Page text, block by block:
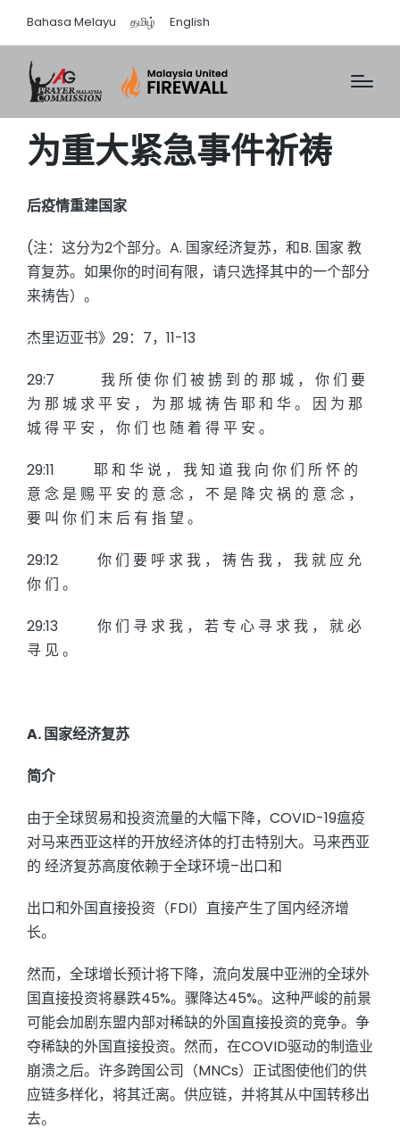
Bahasa Melayu தமிழ் English
为重大紧急事件祈祷
后疫情重建国家
(注：这分为2个部分。A. 国家经济复苏，和B. 国家 教
育复苏。如果你的时间有限，请只选择其中的一个部分
来祷告）。
杰里迈亚书》29：7，11-13
29:7 我 所 使 你 们 被 掳 到 的 那 城 ， 你 们 要
为 那 城 求 平 安 ， 为 那 城 祷 告 耶 和 华 。 因 为 那
城 得 平 安 ， 你 们 也 随 着 得 平 安 。
29:11 耶 和 华 说 ， 我 知 道 我 向 你 们 所 怀 的
意 念 是 赐 平 安 的 意 念 ， 不 是 降 灾 祸 的 意 念 ，
要 叫 你 们 末 后 有 指 望 。
29:12 你 们 要 呼 求 我 ， 祷 告 我 ， 我 就 应 允
你 们 。
29:13 你 们 寻 求 我 ， 若 专 心 寻 求 我 ， 就 必
寻 见 。
A. 国家经济复苏
简介
由于全球贸易和投资流量的大幅下降，COVID-19瘟疫
对马来西亚这样的开放经济体的打击特别大。马来西亚
的 经济复苏高度依赖于全球环境–出口和
出口和外国直接投资（FDI）直接产生了国内经济增
长。
然而，全球增长预计将下降，流向发展中亚洲的全球外
国直接投资将暴跌45%。骤降达45%。这种严峻的前景
可能会加剧东盟内部对稀缺的外国直接投资的竞争。争
夺稀缺的外国直接投资。然而，在COVID驱动的制造业
崩溃之后。许多跨国公司（MNCs）正试图使他们的供
应链多样化，将其迁离。供应链，并将其从中国转移出
去。